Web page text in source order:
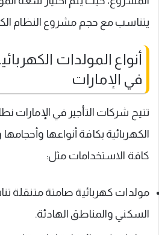
يتناسب مع حجم مشروع النظام
أنواع المولدات
في الإمارات
تتيح شركات التأجير في الإمارات
الكهربائية بكافة أنواعها
كافة الاستخدامات مثل:
مولدات كهربائية صامتة متنقلة
السكني والمناطق الهادئة.